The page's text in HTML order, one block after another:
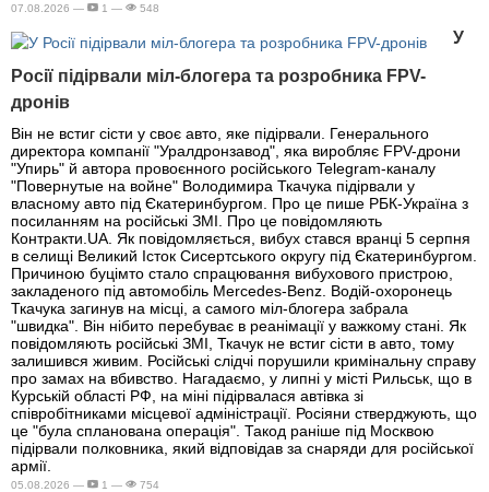
07.08.2026 — 1 — 548
У
Росії підірвали міл-блогера та розробника FPV-
дронів
Він не встиг сісти у своє авто, яке підірвали. Генерального
директора компанії "Уралдронзавод", яка виробляє FPV-дрони
"Упирь" й автора провоєнного російського Telegram-каналу
"Повернутые на войне" Володимира Ткачука підірвали у
власному авто під Єкатеринбургом. Про це пише РБК-Україна з
посиланням на російські ЗМІ. Про це повідомляють
Контракти.UA. Як повідомляється, вибух стався вранці 5 серпня
в селищі Великий Істок Сисертського округу під Єкатеринбургом.
Причиною буцімто стало спрацювання вибухового пристрою,
закладеного під автомобіль Mercedes-Benz. Водій-охоронець
Ткачука загинув на місці, а самого міл-блогера забрала
"швидка". Він нібито перебуває в реанімації у важкому стані. Як
повідомляють російські ЗМІ, Ткачук не встиг сісти в авто, тому
залишився живим. Російські слідчі порушили кримінальну справу
про замах на вбивство. Нагадаємо, у липні у місті Рильськ, що в
Курській області РФ, на міні підірвалася автівка зі
співробітниками місцевої адміністрації. Росіяни стверджують, що
це "була спланована операція". Такод раніше під Москвою
підірвали полковника, який відповідав за снаряди для російської
армії.
05.08.2026 — 1 — 754